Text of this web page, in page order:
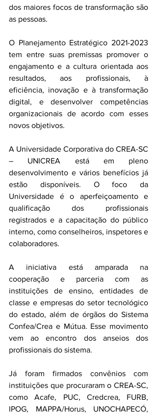
dos maiores focos de transformação são
as pessoas.
O Planejamento Estratégico 2021-2023
tem entre suas premissas promover o
engajamento e a cultura orientada aos
resultados, aos profissionais, à
eficiência, inovação e à transformação
digital, e desenvolver competências
organizacionais de acordo com esses
novos objetivos.
A Universidade Corporativa do CREA-SC
– UNICREA está em pleno
desenvolvimento e vários benefícios já
estão disponíveis. O foco da
Universidade é o aperfeiçoamento e
qualificação dos profissionais
registrados e a capacitação do público
interno, como conselheiros, inspetores e
colaboradores.
A iniciativa está amparada na
cooperação e parceria com as
instituições de ensino, entidades de
classe e empresas do setor tecnológico
do estado, além de órgãos do Sistema
Confea/Crea e Mútua. Esse movimento
vem ao encontro dos anseios dos
profissionais do sistema.
Já foram firmados convênios com
instituições que procuraram o CREA-SC,
como Acafe, PUC, Credcrea, FURB,
IPOG, MAPPA/Horus, UNOCHAPECÓ,